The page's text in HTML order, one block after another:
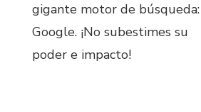
gigante motor de búsqueda:
Google. ¡No subestimes su
poder e impacto!